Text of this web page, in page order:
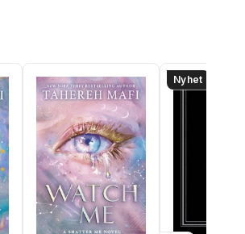
Nyhet